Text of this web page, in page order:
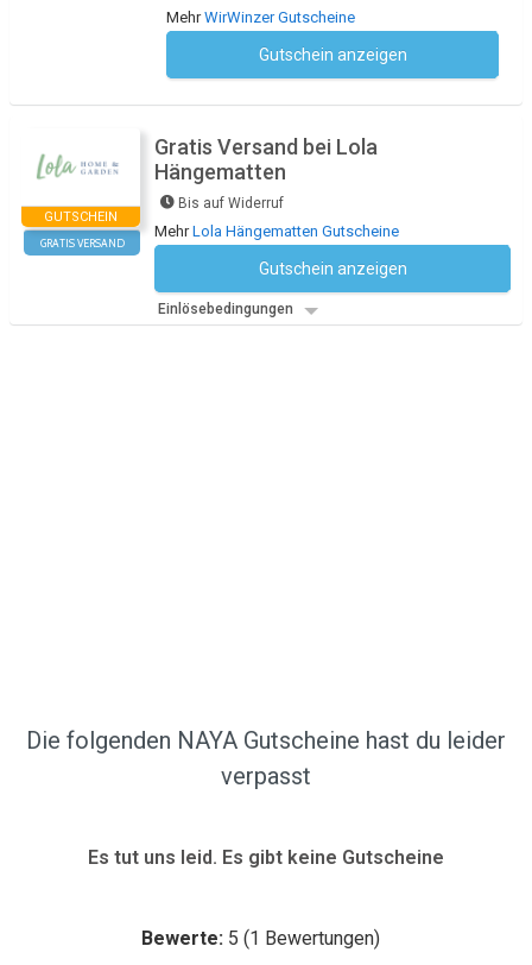
MehrWirWinzer Gutscheine
Gutschein anzeigen
GUTSCHEIN
GRATIS VERSAND
Gratis Versand bei Lola
Hängematten
Bis auf Widerruf
MehrLola Hängematten Gutscheine
Gutschein anzeigen
Einlösebedingungen
Die folgenden NAYA Gutscheine hast du leider
verpasst
Es tut uns leid. Es gibt keine Gutscheine
Bewerte: 5 (1 Bewertungen)